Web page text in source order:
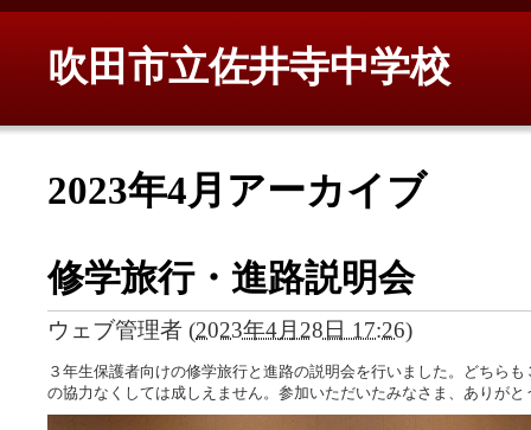
吹田市立佐井寺中学校
2023年4月アーカイブ
修学旅行・進路説明会
ウェブ管理者 (2023年4月28日 17:26)
３年生保護者向けの修学旅行と進路の説明会を行いました。どちら
の協力なくしては成しえません。参加いただいたみなさま、ありがと